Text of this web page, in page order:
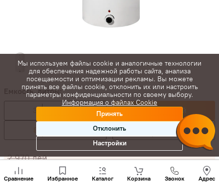
Емкость, литры:
30 2 652 лей
3 383 лей
2 970лей
2 652 лей +
Сравнение Избранное Каталог Корзина Звонок Адрес
нам
+(373)
Мы используем файлы cookie и аналогичные технологии
для обеспечения надежной работы сайта, анализа
посещаемости и оптимизации рекламы. Вы можете
принять все файлы cookie, отклонить их или настроить
параметры конфиденциальности по своему выбору.
Информация о файлах Cookie
Принять
Отклонить
Настройки